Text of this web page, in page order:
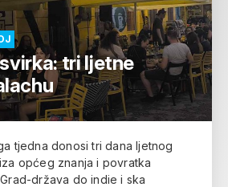
tri ljetne
tjedna donosi tri dana ljetnog
općeg znanja i povratka
država do indie i ska